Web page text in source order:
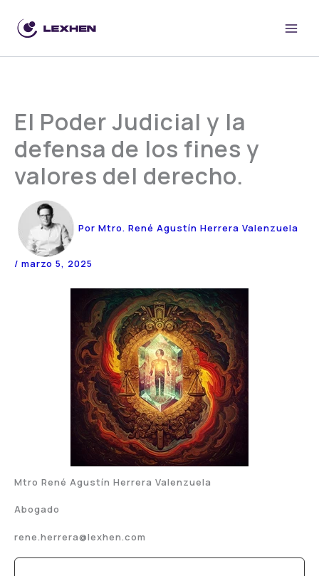
contenido
El Poder Judicial y la
defensa de los fines y
valores del derecho.
PorMtro. René Agustín Herrera Valenzuela
/marzo 5, 2025
Mtro René Agustín Herrera Valenzuela
Abogado
rene.herrera@lexhen.com